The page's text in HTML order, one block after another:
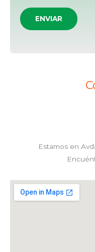
Estamos en